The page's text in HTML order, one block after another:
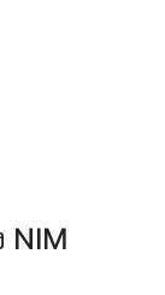
NIM